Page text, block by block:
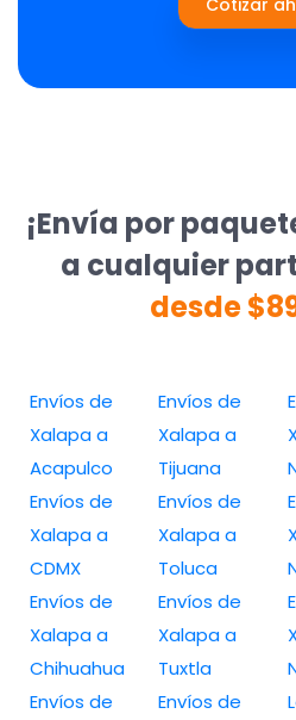
¡Envía por
a cualquier
desde
Envíos de
Xalapa a
Acapulco
Envíos de
Xalapa a
CDMX
Envíos de
Xalapa a
Chihuahua
Envíos de
Envíos de
Xalapa a
Tijuana
Envíos de
Xalapa a
Toluca
Envíos de
Xalapa a
Tuxtla
Envíos de